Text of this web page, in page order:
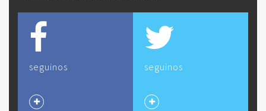
seguinos seguinos